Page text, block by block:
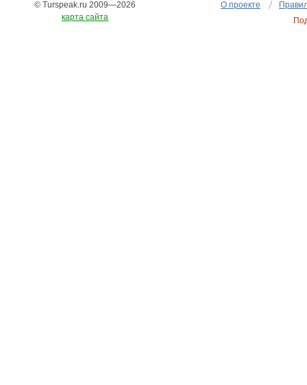
О проекте
© Turspeak.ru 2009—2026
карта сайта